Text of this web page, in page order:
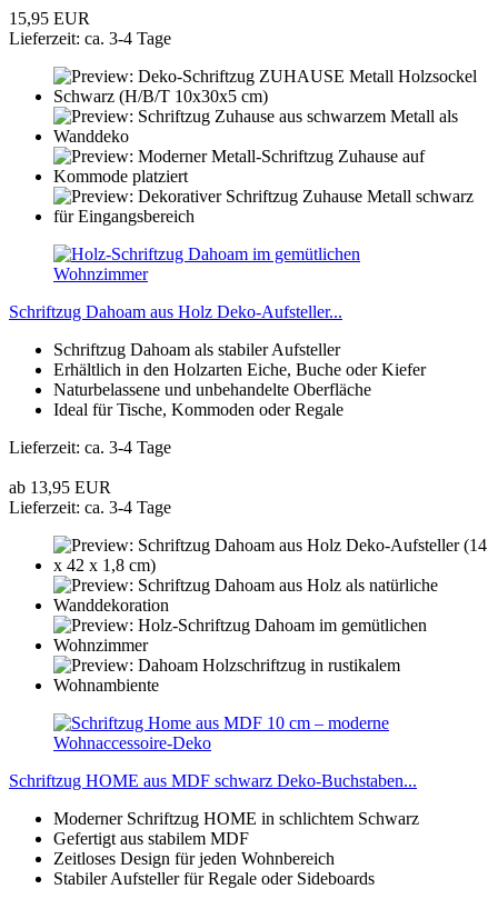
15,95 EUR
Lieferzeit: ca. 3-4 Tage
Schriftzug Dahoam aus Holz Deko-Aufsteller...
Schriftzug Dahoam als stabiler Aufsteller
Erhältlich in den Holzarten Eiche, Buche oder Kiefer
Naturbelassene und unbehandelte Oberfläche
Ideal für Tische, Kommoden oder Regale
Lieferzeit: ca. 3-4 Tage
ab 13,95 EUR
Lieferzeit: ca. 3-4 Tage
Schriftzug HOME aus MDF schwarz Deko-Buchstaben...
Moderner Schriftzug HOME in schlichtem Schwarz
Gefertigt aus stabilem MDF
Zeitloses Design für jeden Wohnbereich
Stabiler Aufsteller für Regale oder Sideboards